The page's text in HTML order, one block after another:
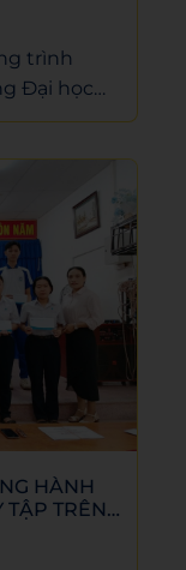
trình
Đại học
chức tại
Việt Nam.
suất
sinh có
như Gia Lai,
Cà Mau,
lực để
và hướng
HÀNH
TẬP TRÊN